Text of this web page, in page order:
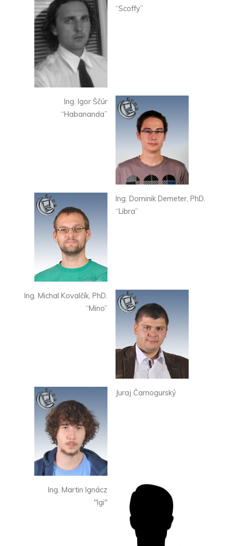
“Scoffy”
Ing. Igor Ščúr
“Habananda”
Ing. Dominik Demeter, PhD.
“Libra”
Ing. Michal Kovalčík, PhD.
“Mino”
Juraj Čarnogurský
Ing. Martin Ignácz
"Igi"